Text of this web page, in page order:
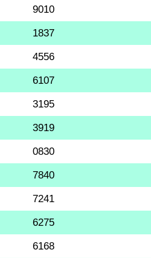
9010
1837
4556
6107
3195
3919
0830
7840
7241
6275
6168